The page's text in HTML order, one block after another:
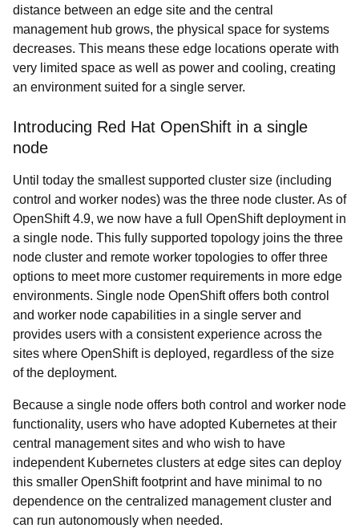
distance between an edge site and the central
management hub grows, the physical space for systems
decreases. This means these edge locations operate with
very limited space as well as power and cooling, creating
an environment suited for a single server.
Introducing Red Hat OpenShift in a single
node
Until today the smallest supported cluster size (including
control and worker nodes) was the three node cluster. As of
OpenShift 4.9, we now have a full OpenShift deployment in
a single node. This fully supported topology joins the three
node cluster and remote worker topologies to offer three
options to meet more customer requirements in more edge
environments. Single node OpenShift offers both control
and worker node capabilities in a single server and
provides users with a consistent experience across the
sites where OpenShift is deployed, regardless of the size
of the deployment.
Because a single node offers both control and worker node
functionality, users who have adopted Kubernetes at their
central management sites and who wish to have
independent Kubernetes clusters at edge sites can deploy
this smaller OpenShift footprint and have minimal to no
dependence on the centralized management cluster and
can run autonomously when needed.